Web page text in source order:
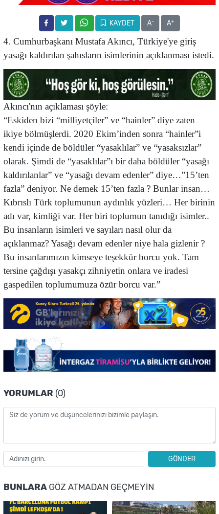
KAYDET A- A+
4. Cumhurbaşkanı Mustafa Akıncı, Türkiye'ye giriş
yasağı kaldırılan şahısların isimlerinin açıklanması istedi.
Akıncı'nın açıklaması şöyle:
“Eskiden bizi “milliyetçiler” ve “hainler” diye zaten
ikiye bölmüşlerdi. 2020 Ekim’inden sonra “hainler”i
kendi içinde de böldüler “yasaklılar” ve “yasaksızlar”
olarak. Şimdi de “yasaklılar”ı bir daha böldüler “yasağı
kaldırılanlar” ve “yasağı devam edenler” diye…”15’ten
fazla” deniyor. Ne demek 15’ten fazla ? Bunlar insan…
Kıbrıslı Türk toplumunun aydınlık yüzleri… Her birinin
adı var, kimliği var. Her biri toplumun tanıdığı isimler..
Bu insanların isimleri ve sayıları nasıl olur da
açıklanmaz? Yasağı devam edenler niye hala gizlenir ?
Bu insanlarımızın kimseye teşekkür borcu yok. Tam
tersine çağdışı yasakçı zihniyetin onlara ve iradesi
gaspedilen toplumumuza özür borcu var.”
YORUMLAR (0)
GÖNDER
BUNLARA GÖZ ATMADAN GEÇMEYIN